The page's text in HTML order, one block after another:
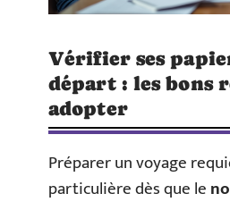
Vérifier ses
départ : les bons
adopter
Préparer un voyage
particulière dès que le